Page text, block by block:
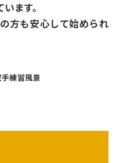
ます。
方も安心して始められ